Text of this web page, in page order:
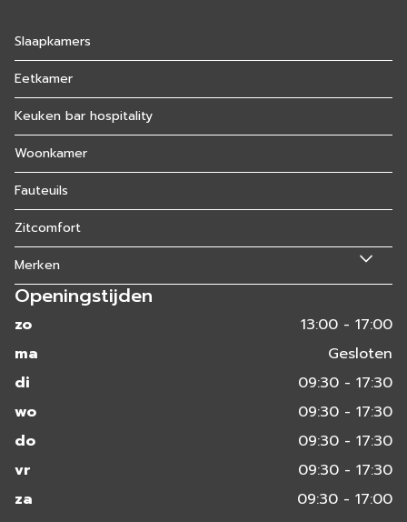
Slaapkamers
Eetkamer
Keuken bar hospitality
Woonkamer
Fauteuils
Zitcomfort
Merken
Openingstijden
zo
13:00 - 17:00
ma
Gesloten
di
09:30 - 17:30
wo
09:30 - 17:30
do
09:30 - 17:30
vr
09:30 - 17:30
za
09:30 - 17:00